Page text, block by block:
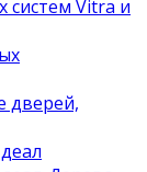
систем Vitra и
дверей,